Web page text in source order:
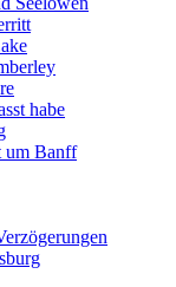
habe
um Banff